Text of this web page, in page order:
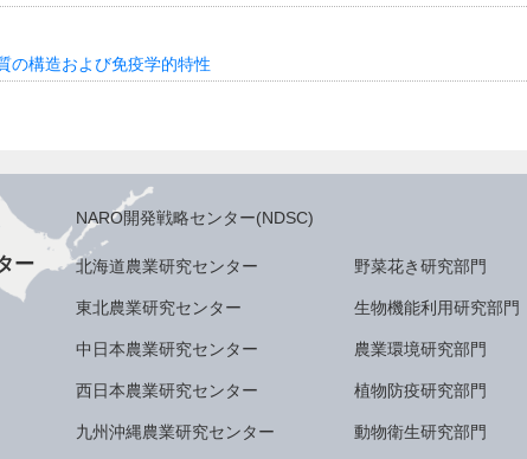
の構造および免疫学的特性
NARO開発戦略センター(NDSC)
ー 北海道農業研究センター
東北農業研究センター
中日本農業研究センター
西日本農業研究センター
九州沖縄農業研究センター
野菜花き研究部門
生物機能利用研究部門
農業環境研究部門
植物防疫研究部門
動物衛生研究部門